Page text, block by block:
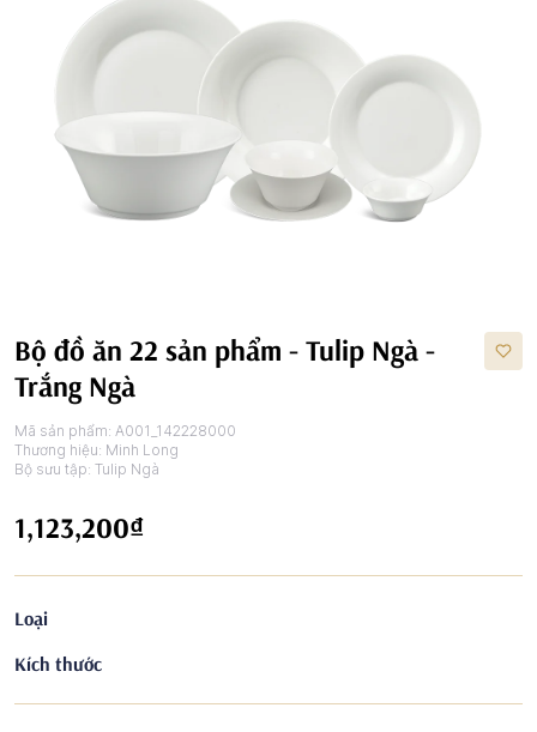
Bộ đồ ăn 22 sản phẩm - Tulip Ngà -
Trắng Ngà
Mã sản phẩm: A001_142228000
Thương hiệu: Minh Long
Bộ sưu tập: Tulip Ngà
1,123,200₫
Loại
Kích thước